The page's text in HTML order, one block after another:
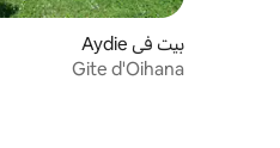
بيت في Aydie
Gite d'Oihana